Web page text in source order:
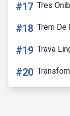
#17 Tres
#18 Trem De
#19 Trava
#20